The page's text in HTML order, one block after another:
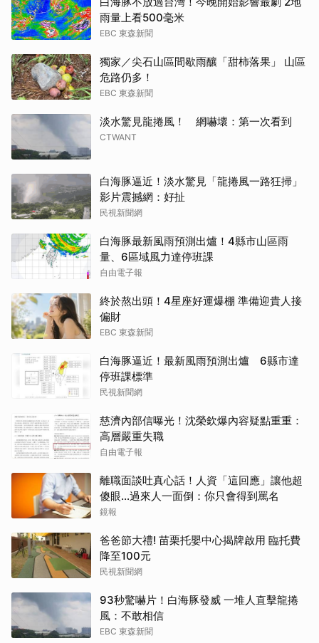
雨量上看500毫米
EBC 東森新聞
獨家／尖石山區間歇雨釀「甜柿落果」 山區
危路仍多！
EBC 東森新聞
淡水驚見龍捲風！ 網嚇壞：第一次看到
CTWANT
白海豚逼近！淡水驚見「龍捲風一路狂掃」
影片震撼網：好扯
民視新聞網
白海豚最新風雨預測出爐！4縣市山區雨
量、6區域風力達停班課
自由電子報
終於熬出頭！4星座好運爆棚 準備迎貴人接
偏財
EBC 東森新聞
白海豚逼近！最新風雨預測出爐 6縣市達
停班課標準
民視新聞網
慈濟內部信曝光！沈榮欽爆內容疑點重重：
高層嚴重失職
自由電子報
離職面談吐真心話！人資「這回應」讓他超
傻眼…過來人一面倒：你只會得到罵名
鏡報
爸爸節大禮! 苗栗托嬰中心揭牌啟用 臨托費
降至100元
民視新聞網
93秒驚嚇片！白海豚發威 一堆人直擊龍捲
風：不敢相信
EBC 東森新聞